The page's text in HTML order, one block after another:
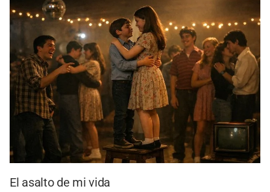
El asalto de mi vida